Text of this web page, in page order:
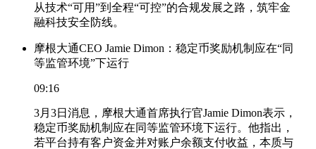
从技术“可用”到全程“可控”的合规发展之路，筑牢金
融科技安全防线。
摩根大通CEO Jamie Dimon：稳定币奖励机制应在“同
等监管环境”下运行
09:16
3月3日消息，摩根大通首席执行官Jamie Dimon表示，
稳定币奖励机制应在同等监管环境下运行。他指出，
若平台持有客户资金并对账户余额支付收益，本质与